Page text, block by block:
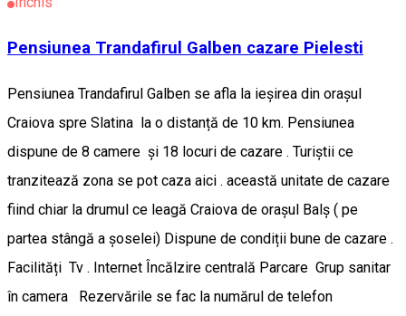
Pensiunea Trandafirul Galben cazare Pielesti
Pensiunea Trandafirul Galben se afla la ieșirea din orașul
Craiova spre Slatina la o distanță de 10 km. Pensiunea
dispune de 8 camere și 18 locuri de cazare . Turiștii ce
tranzitează zona se pot caza aici . această unitate de cazare
fiind chiar la drumul ce leagă Craiova de orașul Balș ( pe
partea stângă a șoselei) Dispune de condiții bune de cazare .
Facilități Tv . Internet Încălzire centrală Parcare Grup sanitar
în camera Rezervările se fac la numărul de telefon